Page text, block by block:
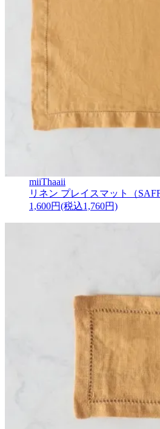
miiThaaii
リネン プレイスマット（
1,600円(税込1,760円)